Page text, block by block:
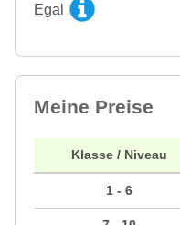
Egal
Meine Preise
Klasse / Niveau
1 - 6